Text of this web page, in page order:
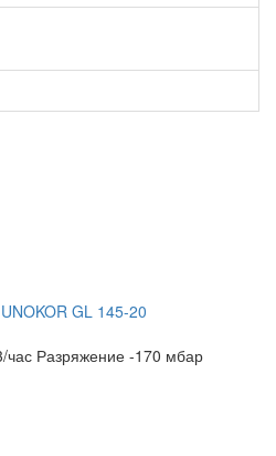
GL 145-20
час Разряжение -170 мбар